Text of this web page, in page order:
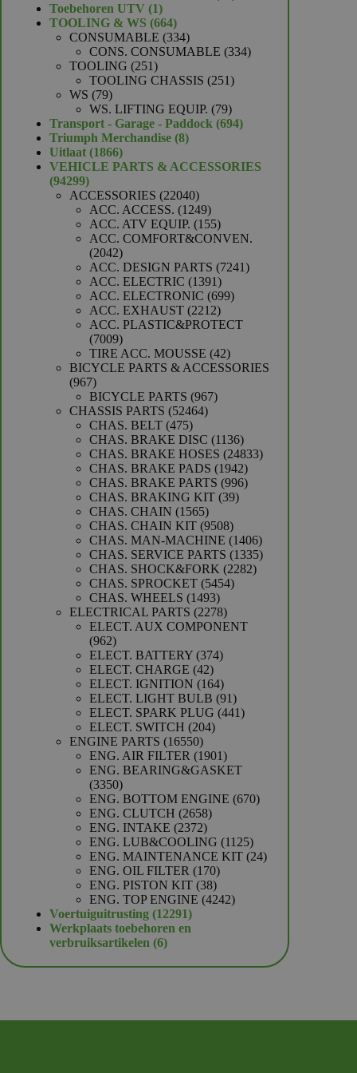
Toebehoren UTV 11
product
TOOLING & WS 664664
producten
CONSUMABLE 334334
producten
CONS. CONSUMABLE 334334
TOOLING 251251
producten
TOOLING CHASSIS 251251
WS 7979
producten
WS. LIFTING EQUIP. 7979
producten
Transport - Garage - Paddock 694694
Triumph Merchandise 88
Uitlaat 18661866
producten
VEHICLE PARTS & ACCESSORIES
9429994299
producten
ACCESSORIES 2204022040
producten
ACC. ACCESS. 12491249
producten
ACC. ATV EQUIP. 155155
producten
ACC. COMFORT&CONVEN.
20422042
producten
ACC. DESIGN PARTS 72417241
ACC. ELECTRIC 13911391
producten
ACC. ELECTRONIC 699699
ACC. EXHAUST 22122212
producten
ACC. PLASTIC&PROTECT
70097009
producten
TIRE ACC. MOUSSE 4242
producten
BICYCLE PARTS & ACCESSORIES
967967
producten
BICYCLE PARTS 967967
CHASSIS PARTS 5246452464
CHAS. BELT 475475
producten
CHAS. BRAKE DISC 11361136
producten
CHAS. BRAKE HOSES 2483324833
CHAS. BRAKE PADS 19421942
producten
CHAS. BRAKE PARTS 996996
CHAS. BRAKING KIT 3939
CHAS. CHAIN 15651565
producten
CHAS. CHAIN KIT 95089508
producten
CHAS. MAN-MACHINE 14061406
producten
CHAS. SERVICE PARTS 13351335
CHAS. SHOCK&FORK 22822282
CHAS. SPROCKET 54545454
CHAS. WHEELS 14931493
producten
ELECTRICAL PARTS 22782278
producten
ELECT. AUX COMPONENT
962962
producten
ELECT. BATTERY 374374
ELECT. CHARGE 4242
producten
ELECT. IGNITION 164164
producten
ELECT. LIGHT BULB 9191
producten
ELECT. SPARK PLUG 441441
ELECT. SWITCH 204204
ENGINE PARTS 1655016550
producten
ENG. AIR FILTER 19011901
producten
ENG. BEARING&GASKET
33503350
producten
ENG. BOTTOM ENGINE 670670
ENG. CLUTCH 26582658
ENG. INTAKE 23722372
producten
ENG. LUB&COOLING 11251125
producten
ENG. MAINTENANCE KIT 2424
ENG. OIL FILTER 170170
producten
ENG. PISTON KIT 3838
producten
ENG. TOP ENGINE 42424242
Voertuiguitrusting 1229112291
producten
Werkplaats toebehoren en
verbruiksartikelen 66